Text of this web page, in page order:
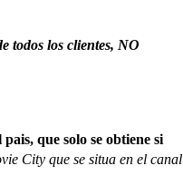
todos los clientes, NO
que solo se obtiene si
City que se situa en el canal